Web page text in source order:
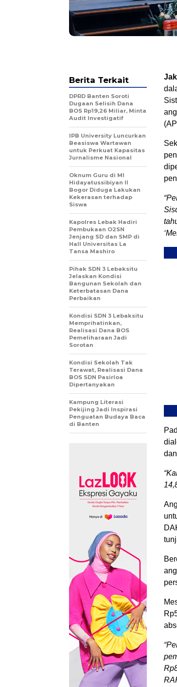
Berita Terkait
DPRD Banten Soroti
Dugaan Selisih Dana
BOS Rp19,26 Miliar, Minta
Audit Investigatif
IPB University Luncurkan
Beasiswa Wartawan
untuk Perkuat Kapasitas
Jurnalisme Nasional
Oknum Guru di MI
Hidayatussibiyan II
Bogor Diduga Lakukan
Kekerasan terhadap
Siswa
Kapolres Lebak Hadiri
Pembukaan O2SN
Jenjang SD dan SMP di
Hall Universitas La
Tansa Mashiro
Pihak SDN 3 Lebaksitu
Jelaskan Kondisi
Bangunan Sekolah dan
Keterbatasan Dana
Perbaikan
Kondisi SDN 3 Lebaksitu
Memprihatinkan,
Realisasi Dana BOS
Pemeliharaan Jadi
Sorotan
Kondisi Sekolah Tak
Terawat, Realisasi Dana
BOS SDN Pasirloa
Dipertanyakan
Kampung Literasi
Pekijing Jadi Inspirasi
Penguatan Budaya Baca
di Banten